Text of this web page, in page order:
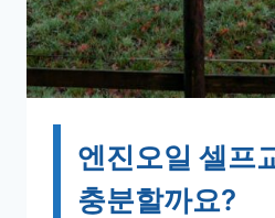
엔진오일 셀프
충분할까요?